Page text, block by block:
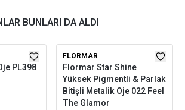
BUNLARI DA ALDI
PL398
FLORMAR
Flormar Star Shine
Yüksek Pigmentli & Parlak
Bitişli Metalik Oje 022 Feel
The Glamor